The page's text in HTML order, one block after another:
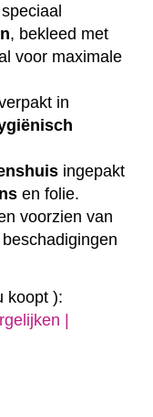
, bekleed met
voor maximale
in
ingepakt
en folie.
voorzien van
koopt ):
|